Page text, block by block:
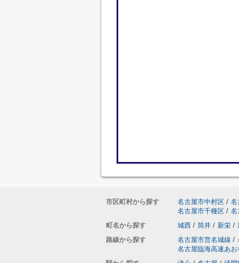
市区町村から探す 名古屋市中村区 / 名
名古屋市千種区 / 名
町名から探す
城西 / 筒井 / 新栄 /
路線から探す
名古屋市営名城線 /
名古屋臨海高速あお